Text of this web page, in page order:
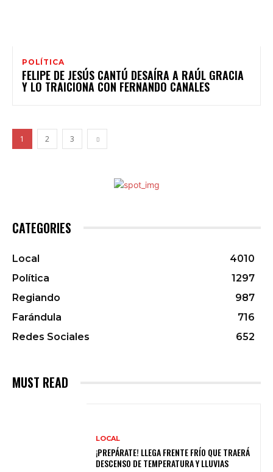
POLÍTICA
FELIPE DE JESÚS CANTÚ DESAÍRA A RAÚL GRACIA
Y LO TRAICIONA CON FERNANDO CANALES
1 2 3
CATEGORIES
Local
4010
Política
1297
Regiando
987
Farándula
716
Redes Sociales
652
MUST READ
LOCAL
¡PREPÁRATE! LLEGA FRENTE FRÍO QUE TRAERÁ
DESCENSO DE TEMPERATURA Y LLUVIAS